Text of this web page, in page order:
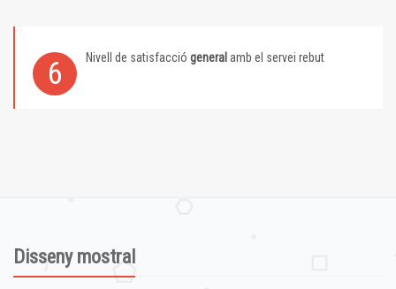
6 Nivell de satisfacció general amb el servei rebut
Disseny mostral